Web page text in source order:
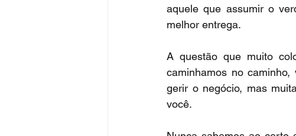
aquele que assumir o
melhor entrega.
A questão que muito
caminhamos no
gerir o negócio, mas
você.